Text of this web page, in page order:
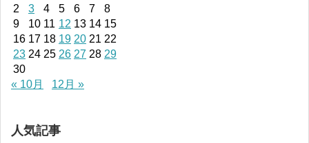
2
3 4 5 6 7
8
9
10 11 12 13 14 15
16 17 18 19 20 21 22
23 24 25 26 27 28 29
30
« 10月
12月 »
人気記事